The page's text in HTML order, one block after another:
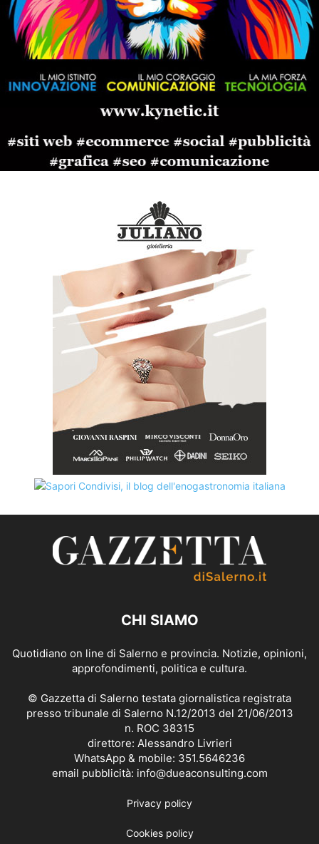
CHI SIAMO
Quotidiano on line di Salerno e provincia. Notizie, opinioni,
approfondimenti, politica e cultura.
© Gazzetta di Salerno testata giornalistica registrata
presso tribunale di Salerno N.12/2013 del 21/06/2013
n. ROC 38315
direttore: Alessandro Livrieri
WhatsApp & mobile: 351.5646236
email pubblicità: info@dueaconsulting.com
Privacy policy
Cookies policy